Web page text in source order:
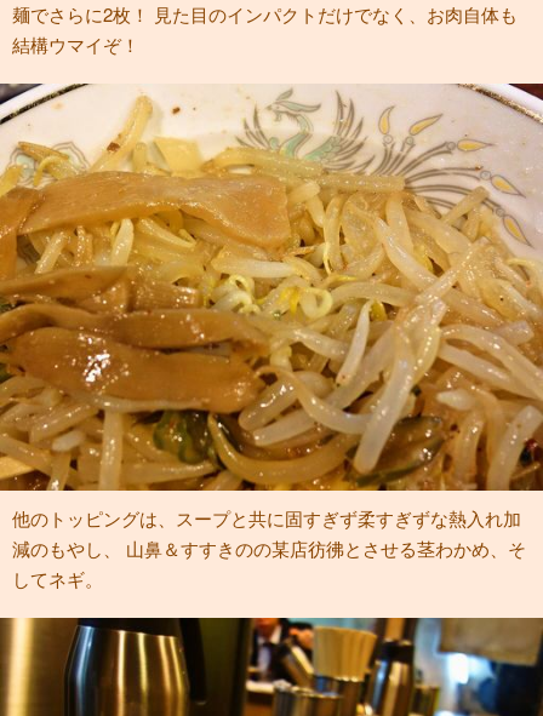
麺でさらに2枚！ 見た目のインパクトだけでなく、お肉自体も
結構ウマイぞ！
他のトッピングは、スープと共に固すぎず柔すぎずな熱入れ加
減のもやし、 山鼻＆すすきのの某店彷彿とさせる茎わかめ、そ
してネギ。